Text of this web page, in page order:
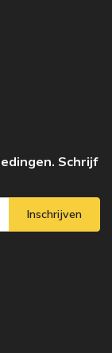
Schrijf
Inschrijven